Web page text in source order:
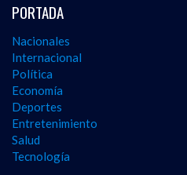
PORTADA
Nacionales
Internacional
Política
Economía
Deportes
Entretenimiento
Salud
Tecnología